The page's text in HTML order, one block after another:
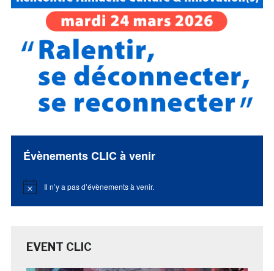
Évènements CLIC à venir
Notice Il n’y a pas d’évènements à venir.
EVENT CLIC